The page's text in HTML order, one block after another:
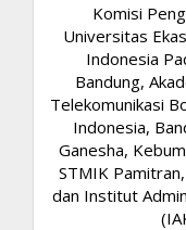
Komisi
Universitas
Indonesia
Bandung,
Telekomunikasi
Indonesia,
Ganesha,
STMIK
dan Institut